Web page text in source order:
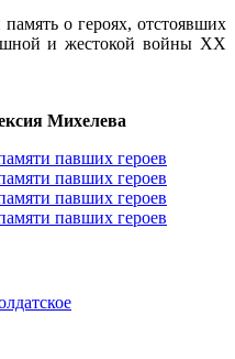
о героях, отстоявших
и жестокой войны XX
Михелева